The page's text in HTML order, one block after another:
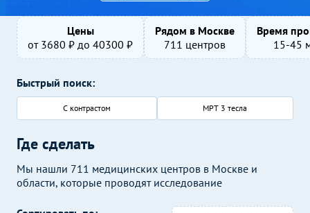
Цены
от 3680 ₽ до 40300 ₽
Рядом в Москве
711 центров
Время
15-45
Быстрый поиск:
С контрастом МРТ 3 тесла
Где сделать
Мы нашли 711 медицинских центров в Москве и
области, которые проводят исследование